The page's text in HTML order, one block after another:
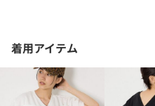
着用アイテム